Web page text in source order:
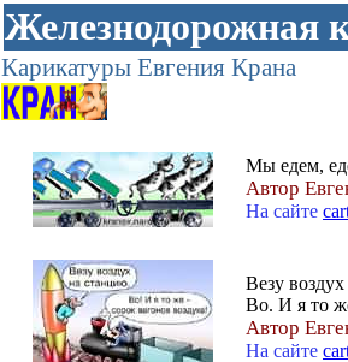
Железнодорожная
Карикатуры Евгения Крана
Мы едем,
Автор
На сайте
Везу
Во. И я то
Автор
На сайте